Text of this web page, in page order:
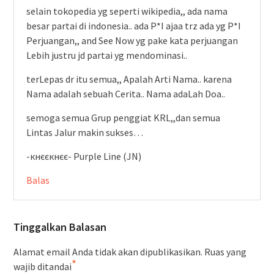
selain tokopedia yg seperti wikipedia,, ada nama
besar partai di indonesia.. ada P*I ajaa trz ada yg P*I
Perjuangan,, and See Now yg pake kata perjuangan
Lebih justru jd partai yg mendominasi..
terLepas dr itu semua,, Apalah Arti Nama.. karena
Nama adalah sebuah Cerita.. Nama adaLah Doa..
semoga semua Grup penggiat KRL,,dan semua
Lintas Jalur makin sukses…
-кнєєкнєє- Purple Line (JN)
Balas
Tinggalkan Balasan
Alamat email Anda tidak akan dipublikasikan. Ruas yang
wajib ditandai*